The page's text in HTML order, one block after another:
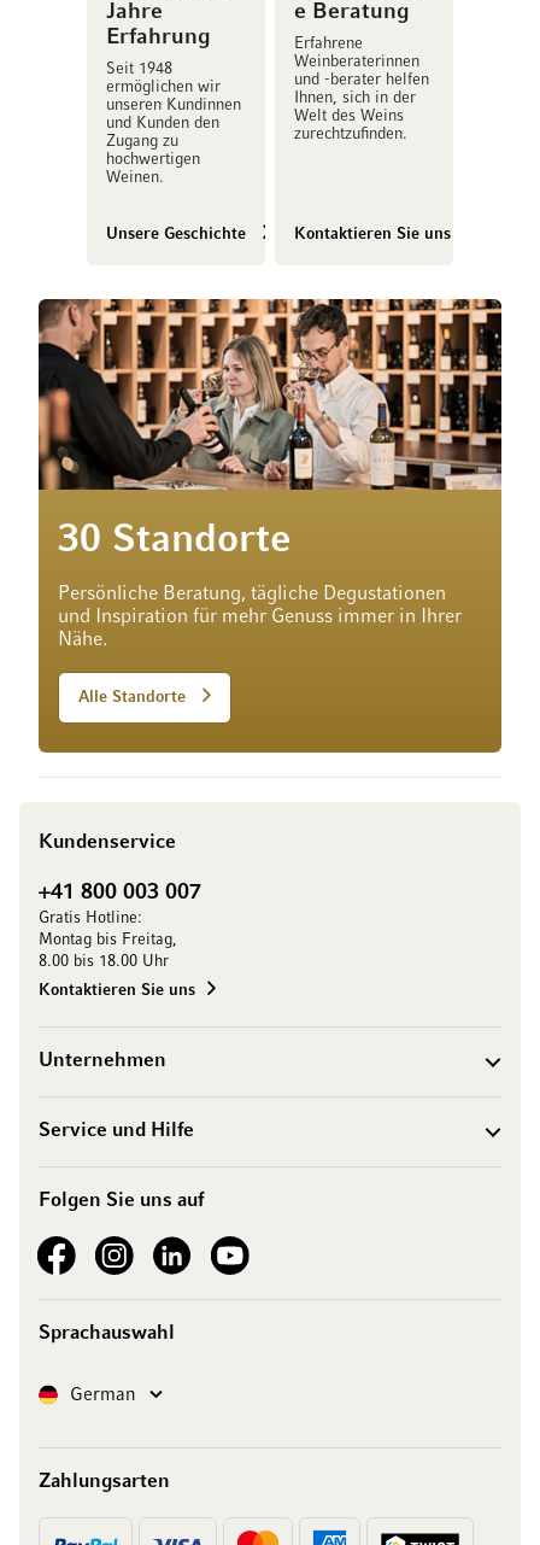
Jahre
Erfahrung
Seit 1948
ermöglichen wir
unseren Kundinnen
und Kunden den
Zugang zu
hochwertigen
Weinen.
Unsere Geschichte
e Beratung
Erfahrene
Weinberaterinnen
und -berater helfen
Ihnen, sich in der
Welt des Weins
zurechtzufinden.
Kontaktieren Sie uns
30 Standorte
Persönliche Beratung, tägliche Degustationen
und Inspiration für mehr Genuss immer in Ihrer
Nähe.
Alle Standorte
Kundenservice
+41 800 003 007
Gratis Hotline:
Montag bis Freitag,
8.00 bis 18.00 Uhr
Kontaktieren Sie uns
Unternehmen
Service und Hilfe
Folgen Sie uns auf
See our FacebookSee our Instagram account
See our LinkedInSee our YouTube channel
Sprachauswahl
SpracheGerman
Zahlungsarten